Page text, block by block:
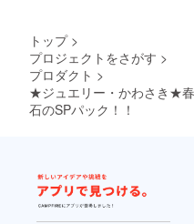
トップ >
プロジェクトをさがす >
プロダクト >
★ジュエリー・かわさき★
石のSPパック！！